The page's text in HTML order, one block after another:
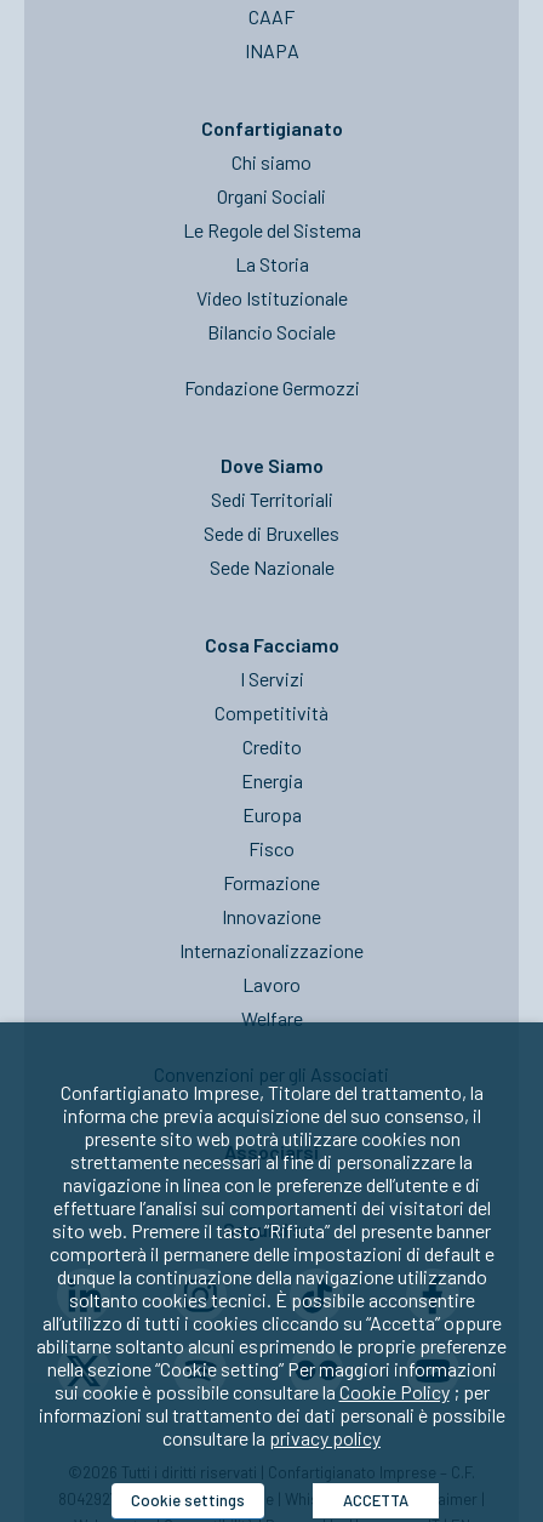
CAAF
INAPA
Confartigianato
Chi siamo
Organi Sociali
Le Regole del Sistema
La Storia
Video Istituzionale
Bilancio Sociale
Fondazione Germozzi
Dove Siamo
Sedi Territoriali
Sede di Bruxelles
Sede Nazionale
Cosa Facciamo
I Servizi
Competitività
Credito
Energia
Europa
Fisco
Formazione
Innovazione
Internazionalizzazione
Lavoro
Welfare
Convenzioni per gli Associati
Associarsi
Seguici su:
©2026 Tutti i diritti riservati | Confartigianato Imprese – C.F.
80429270582 |Privacy|Cookie Whistleblowing|Disclaimer
Confartigianato Imprese, Titolare del trattamento, la
informa che previa acquisizione del suo consenso, il
presente sito web potrà utilizzare cookies non
strettamente necessari al fine di personalizzare la
navigazione in linea con le preferenze dell’utente e di
effettuare l’analisi sui comportamenti dei visitatori del
sito web. Premere il tasto “Rifiuta” del presente banner
comporterà il permanere delle impostazioni di default e
dunque la continuazione della navigazione utilizzando
soltanto cookies tecnici. È possibile acconsentire
all’utilizzo di tutti i cookies cliccando su “Accetta” oppure
abilitarne soltanto alcuni esprimendo le proprie preferenze
nella sezione “Cookie setting” Per maggiori informazioni
sui cookie è possibile consultare la Cookie Policy; per
informazioni sul trattamento dei dati personali è possibile
consultare la privacy policy
Cookie settings ACCETTA